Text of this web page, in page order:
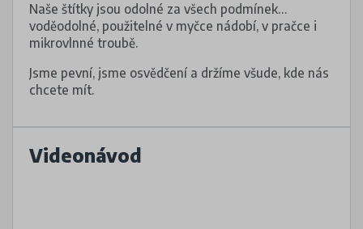
Naše štítky jsou odolné za všech podmínek…
voděodolné, použitelné v myčce nádobí, v pračce i
mikrovlnné troubě.
Jsme pevní, jsme osvědčení a držíme všude, kde nás
chcete mít.
Videonávod